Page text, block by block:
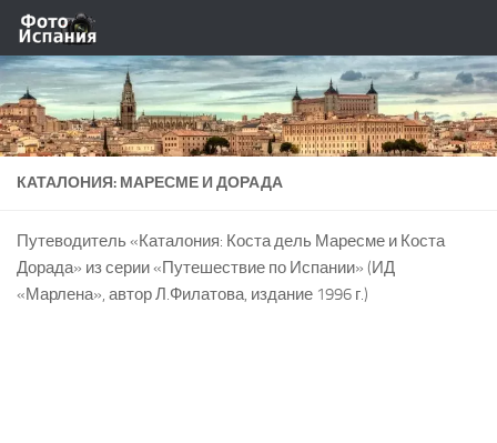
Skip to content
КАТАЛОНИЯ: МАРЕСМЕ И ДОРАДА
Путеводитель «Каталония: Коста дель Маресме и Коста
Дорада» из серии «Путешествие по Испании» (ИД
«Марлена», автор Л.Филатова, издание 1996 г.)